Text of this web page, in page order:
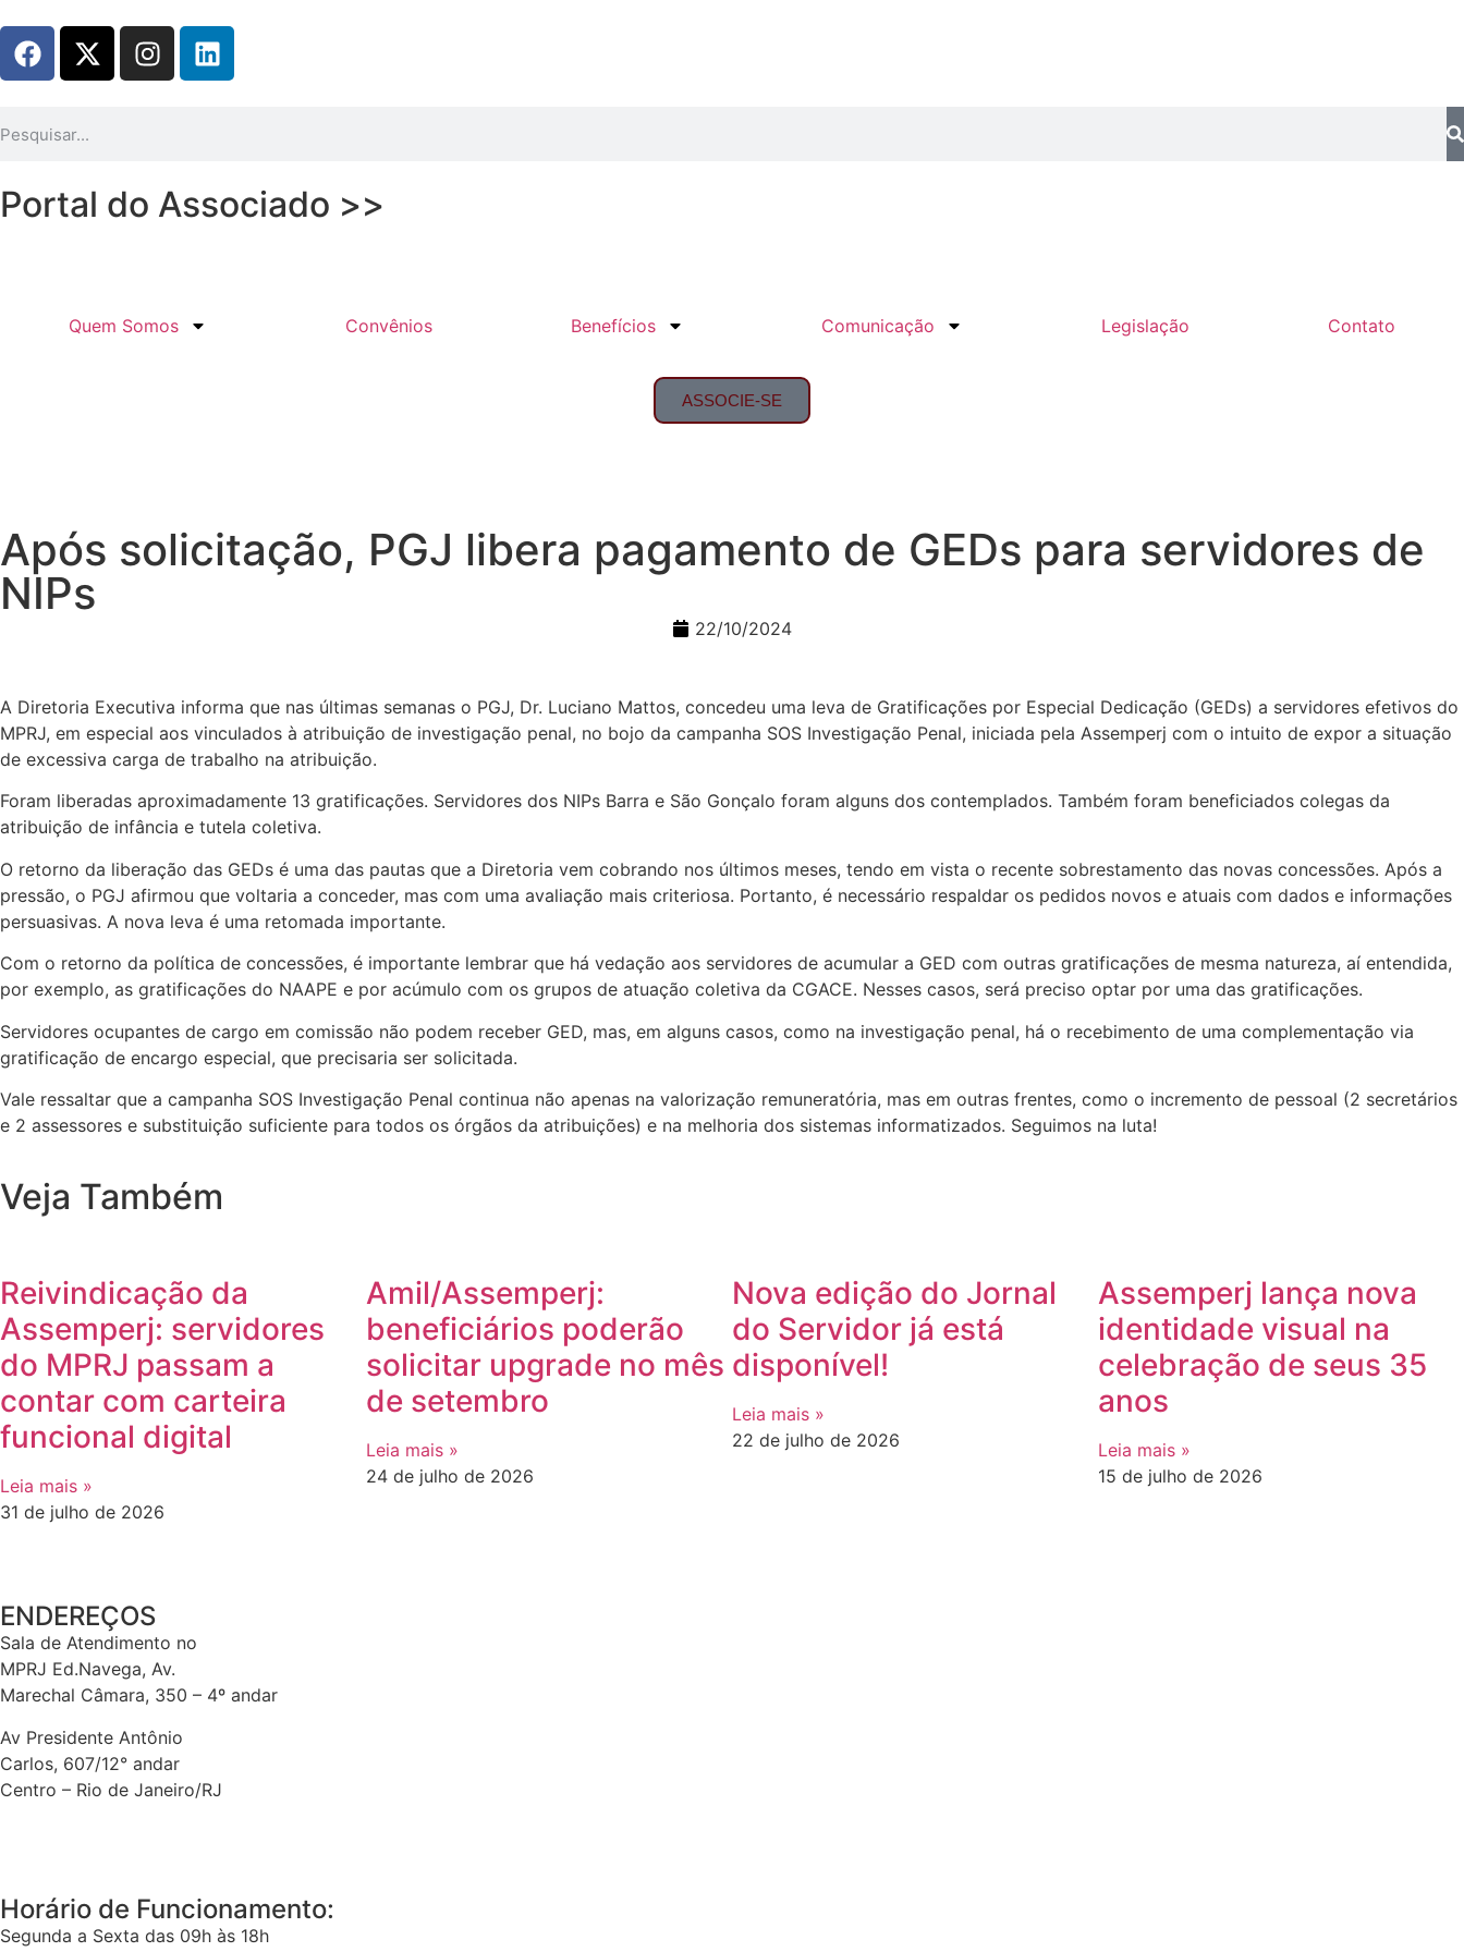
Portal do Associado >>
Quem Somos Convênios Benefícios Comunicação Legislação Contato
ASSOCIE-SE
Após solicitação, PGJ libera pagamento de GEDs para servidores de
NIPs
22/10/2024
A Diretoria Executiva informa que nas últimas semanas o PGJ, Dr. Luciano Mattos, concedeu uma leva de Gratificações por Especial Dedicação (GEDs) a servidores efetivos do
MPRJ, em especial aos vinculados à atribuição de investigação penal, no bojo da campanha SOS Investigação Penal, iniciada pela Assemperj com o intuito de expor a situação
de excessiva carga de trabalho na atribuição.
Foram liberadas aproximadamente 13 gratificações. Servidores dos NIPs Barra e São Gonçalo foram alguns dos contemplados. Também foram beneficiados colegas da
atribuição de infância e tutela coletiva.
O retorno da liberação das GEDs é uma das pautas que a Diretoria vem cobrando nos últimos meses, tendo em vista o recente sobrestamento das novas concessões. Após a
pressão, o PGJ afirmou que voltaria a conceder, mas com uma avaliação mais criteriosa. Portanto, é necessário respaldar os pedidos novos e atuais com dados e informações
persuasivas. A nova leva é uma retomada importante.
Com o retorno da política de concessões, é importante lembrar que há vedação aos servidores de acumular a GED com outras gratificações de mesma natureza, aí entendida,
por exemplo, as gratificações do NAAPE e por acúmulo com os grupos de atuação coletiva da CGACE. Nesses casos, será preciso optar por uma das gratificações.
Servidores ocupantes de cargo em comissão não podem receber GED, mas, em alguns casos, como na investigação penal, há o recebimento de uma complementação via
gratificação de encargo especial, que precisaria ser solicitada.
Vale ressaltar que a campanha SOS Investigação Penal continua não apenas na valorização remuneratória, mas em outras frentes, como o incremento de pessoal (2 secretários
e 2 assessores e substituição suficiente para todos os órgãos da atribuições) e na melhoria dos sistemas informatizados. Seguimos na luta!
Veja Também
Reivindicação da
Assemperj: servidores
do MPRJ passam a
contar com carteira
funcional digital
Leia mais »
31 de julho de 2026
Amil/Assemperj:
beneficiários poderão
solicitar upgrade no mês
de setembro
Leia mais »
24 de julho de 2026
Nova edição do Jornal
do Servidor já está
disponível!
Leia mais »
22 de julho de 2026
Assemperj lança nova
identidade visual na
celebração de seus 35
anos
Leia mais »
15 de julho de 2026
ENDEREÇOS
Sala de Atendimento no
MPRJ Ed.Navega, Av.
Marechal Câmara, 350 – 4º andar
Av Presidente Antônio
Carlos, 607/12° andar
Centro – Rio de Janeiro/RJ
Horário de Funcionamento:
Segunda a Sexta das 09h às 18h